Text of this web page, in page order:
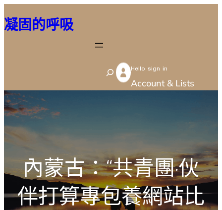
至
容
凝固的呼吸
S
e
Hello sign in
Account & Lists
內蒙古：“共青團·伙
伴打算專包養網站比